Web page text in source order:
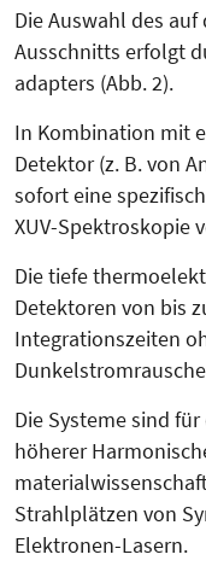
Die Aus­wahl des
Ausschnitts erfolgt
adapters (Abb. 2).
In Kombination mit
Detektor (z. B. von
sofort eine
XUV-Spek­troskopie
Die tiefe
Detektoren von bis
Integrationszeiten
Die Systeme sind
höherer
Strahlplätzen von
Elektronen-Lasern.